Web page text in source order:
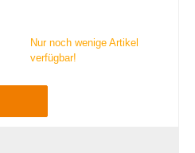
Nur noch wenige Artikel
verfügbar!